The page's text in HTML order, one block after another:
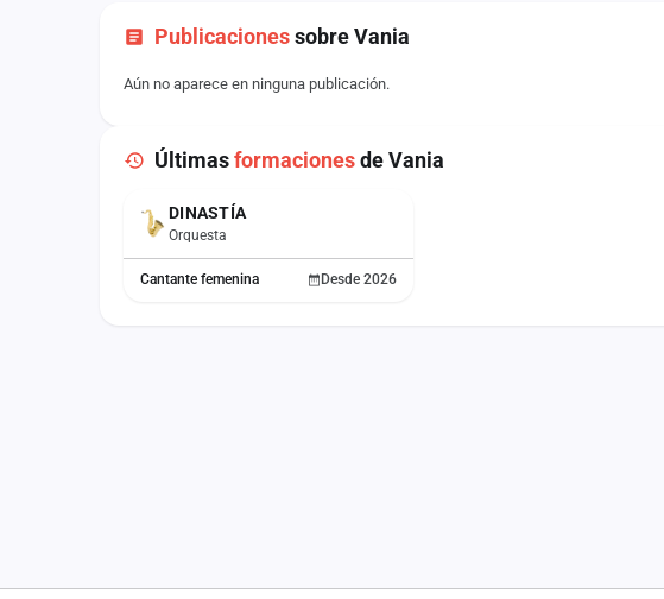
Publicacionessobre Vania
Aún no aparece en ninguna publicación.
Últimasformacionesde Vania
ACTUALDINASTÍA
Orquesta
Cantante femenina Desde 2026